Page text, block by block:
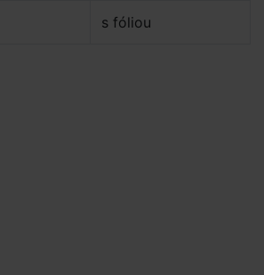
s fóliou